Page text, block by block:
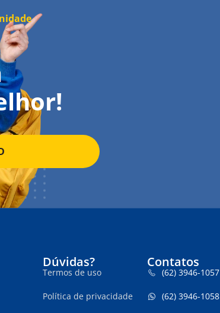
Dúvidas?
Termos de uso
Política de privacidade
Contatos
(62) 3946-1057
(62) 3946-1058